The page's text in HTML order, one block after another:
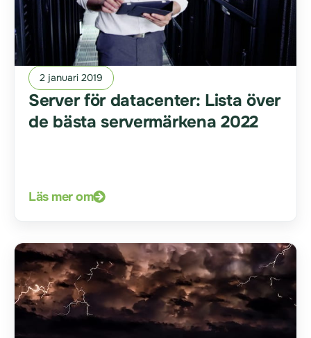
2 januari 2019
Server för datacenter: Lista över
de bästa servermärkena 2022
Läs mer om